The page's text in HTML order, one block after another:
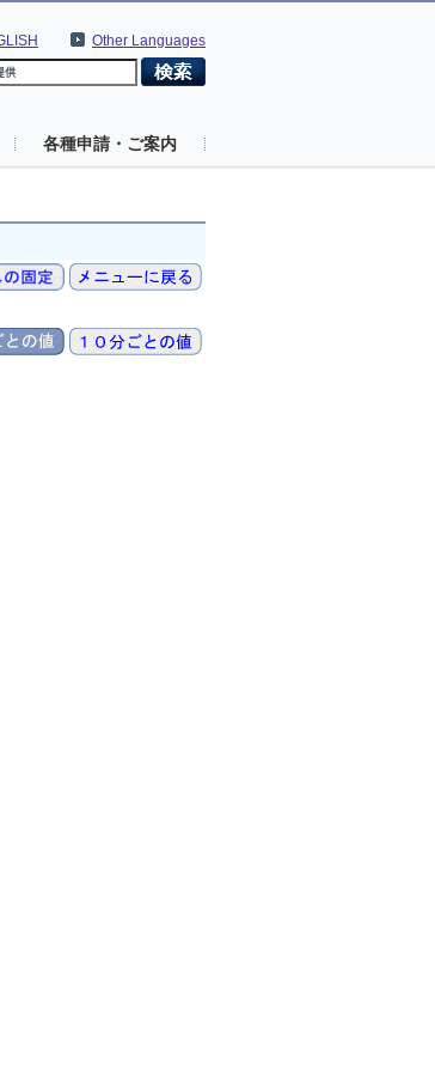
Other Languages
各種申請・ご案内